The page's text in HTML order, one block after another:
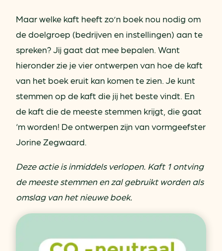
Maar welke kaft heeft zo’n boek nou nodig om
de doelgroep (bedrijven en instellingen) aan te
spreken? Jij gaat dat mee bepalen. Want
hieronder zie je vier ontwerpen van hoe de kaft
van het boek eruit kan komen te zien. Je kunt
stemmen op de kaft die jij het beste vindt. En
de kaft die de meeste stemmen krijgt, die gaat
‘m worden! De ontwerpen zijn van vormgeefster
Jorine Zegwaard.
Deze actie is inmiddels verlopen. Kaft 1 ontving
de meeste stemmen en zal gebruikt worden als
omslag van het nieuwe boek.